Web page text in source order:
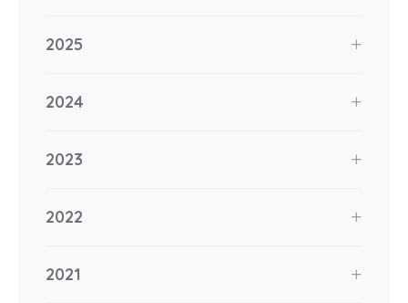
2025
2024
2023
2022
2021